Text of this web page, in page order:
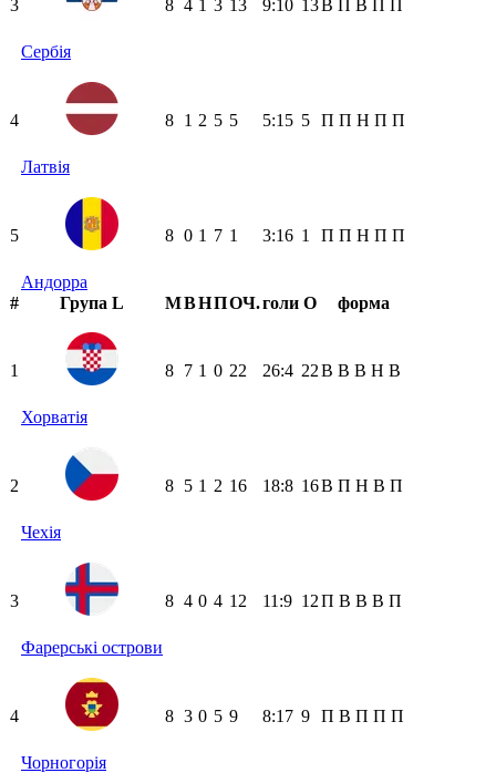
3
Сербія
8 4 1 3 13 9:10 13В П В П П
4
Латвія
8 1 2 5 5 5:15 5 П П Н П П
5
Андорра
8 0 1 7 1 3:16 1 П П Н П П
# Група L МВНПОЧ.голи О форма
1
Хорватія
8 7 1 0 22 26:4 22В В В Н В
2
Чехія
8 5 1 2 16 18:8 16В П Н В П
3
Фарерські острови
8 4 0 4 12 11:9 12П В В В П
4
Чорногорія
8 3 0 5 9 8:17 9 П В П П П